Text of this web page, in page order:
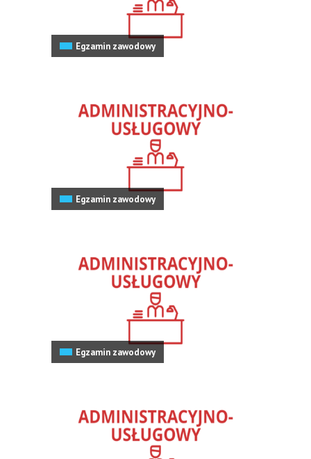
Egzamin zawodowy
Egzamin zawodowy
Egzamin zawodowy